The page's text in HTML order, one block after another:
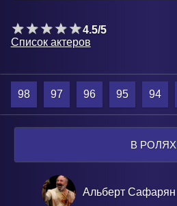
4.5/5
Список актеров
98 97 96 95 94
В РОЛЯХ
Альберт Сафарян